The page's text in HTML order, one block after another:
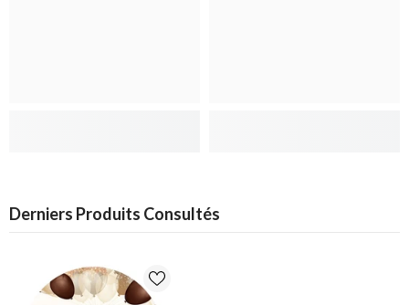
Derniers Produits Consultés